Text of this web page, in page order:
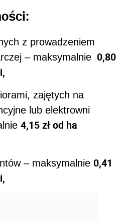
:
z prowadzeniem
– maksymalnie 0,80
zajętych na
lub elektrowni
4,15 zł od ha
– maksymalnie 0,41